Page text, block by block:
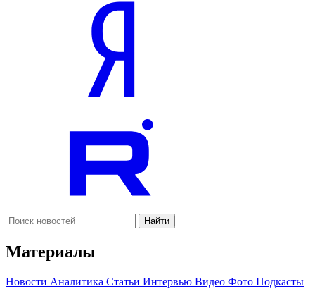
Найти
Материалы
Новости Аналитика Статьи Интервью Видео Фото Подкасты